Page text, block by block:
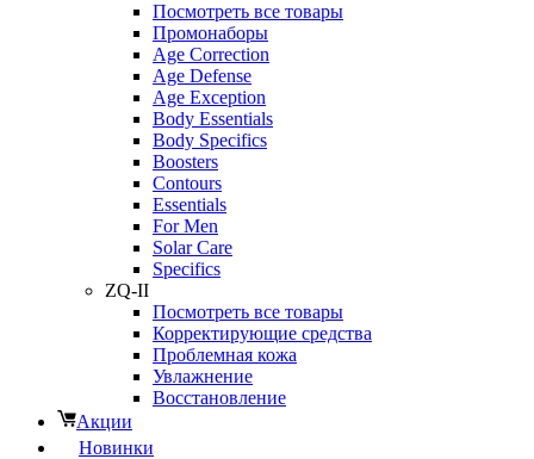
Посмотреть все товары
Промонаборы
Age Correction
Age Defense
Age Exception
Body Essentials
Body Specifics
Boosters
Contours
Essentials
For Men
Solar Care
Specifics
ZQ-II
Посмотреть все товары
Корректирующие средства
Проблемная кожа
Увлажнение
Восстановление
Акции
Новинки